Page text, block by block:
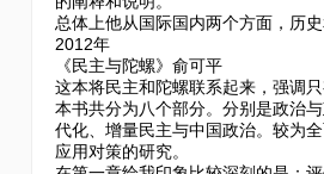
总体上他从国际国内两个方面，历
2012年
《民主与陀螺》俞可平
这本将民主和陀螺联系起来，强调
本书共分为八个部分。分别是政治
代化、增量民主与中国政治。较为
应用对策的研究。